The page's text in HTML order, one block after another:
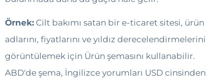
Örnek: Cilt bakımı satan bir e-ticaret sitesi, ürün
adlarını, fiyatlarını ve yıldız derecelendirmelerini
görüntülemek için Ürün şemasını kullanabilir.
ABD'de şema, İngilizce yorumları USD cinsinden